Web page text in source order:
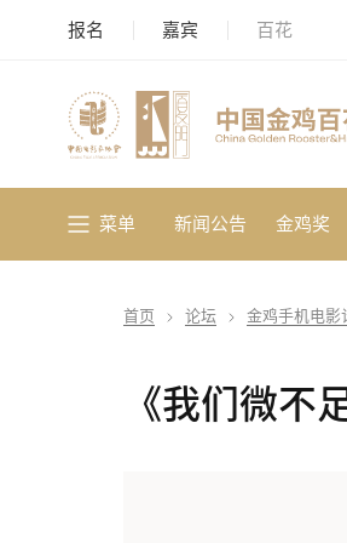
报名 嘉宾 百花
菜单 新闻公告 金鸡奖
首页 论坛 金鸡手机电影
《我们微不